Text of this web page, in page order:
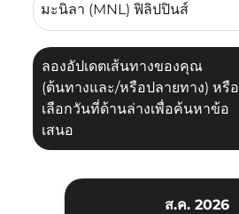
ลองอัปเดตเส้นทางของคุณ
(ต้นทางและ/หรือปลายทาง) หรือ
เลือกวันที่ด้านล่างเพื่อค้นหาข้อ
เสนอ
ส.ค. 2026